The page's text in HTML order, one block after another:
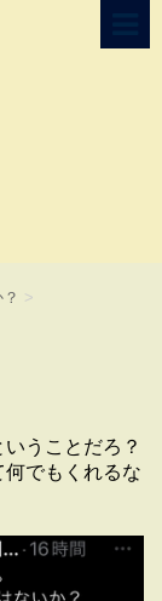
>
うことだろ？
でもくれるな